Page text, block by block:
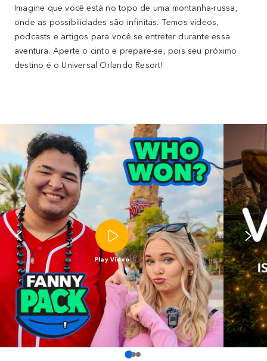
Imagine que você está no topo de uma montanha-russa,
onde as possibilidades são infinitas. Temos vídeos,
podcasts e artigos para você se entreter durante essa
aventura. Aperte o cinto e prepare-se, pois seu próximo
destino é o Universal Orlando Resort!
Play Video